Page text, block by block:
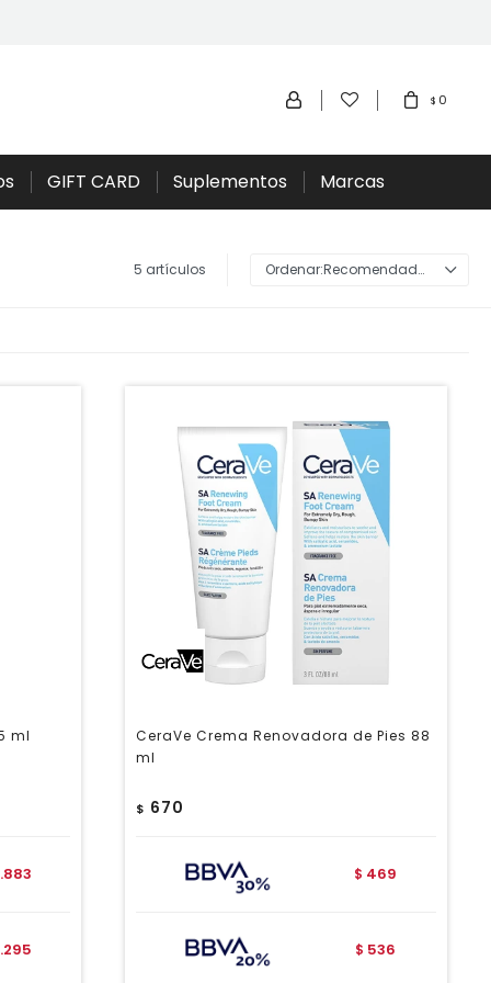
GIFT CARD Suplementos Marcas
$ 0
5 artículos Recomendados
ml
CeraVe Crema Renovadora de Pies 88
ml
$ 670
$ 469
$ 536